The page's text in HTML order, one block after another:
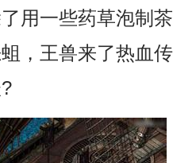
用一些药草泡制
，王兽来了热血